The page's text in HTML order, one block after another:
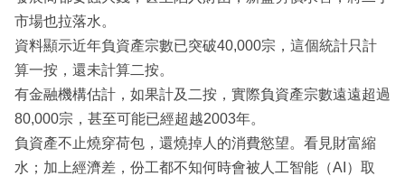
市場也拉落水。
資料顯示近年負資產宗數已突破40,000宗，這個統計只計
算一按，還未計算二按。
有金融機構估計，如果計及二按，實際負資產宗數遠遠超過
80,000宗，甚至可能已經超越2003年。
負資產不止燒穿荷包，還燒掉人的消費慾望。看見財富縮
水；加上經濟差，份工都不知何時會被人工智能（AI）取